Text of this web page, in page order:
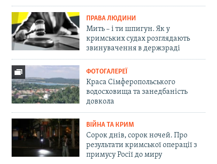
ПРАВА ЛЮДИНИ
Мить – і ти шпигун. Як у
кримських судах розглядають
звинувачення в держзраді
ФОТОГАЛЕРЕЇ
Краса Сімферопольського
водосховища та занедбаність
довкола
ВІЙНА ТА КРИМ
Сорок днів, сорок ночей. Про
результати кримської операції з
примусу Росії до миру